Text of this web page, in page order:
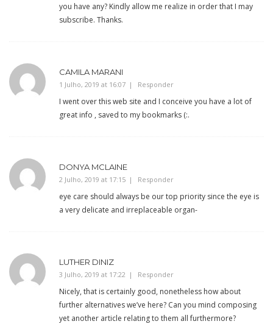
you have any? Kindly allow me realize in order that I may
subscribe. Thanks.
CAMILA MARANI
1 Julho, 2019 at 16:07 Responder
I went over this web site and I conceive you have a lot of
great info , saved to my bookmarks (:.
DONYA MCLAINE
2 Julho, 2019 at 17:15 Responder
eye care should always be our top priority since the eye is
a very delicate and irreplaceable organ-
LUTHER DINIZ
3 Julho, 2019 at 17:22 Responder
Nicely, that is certainly good, nonetheless how about
further alternatives we’ve here? Can you mind composing
yet another article relating to them all furthermore?